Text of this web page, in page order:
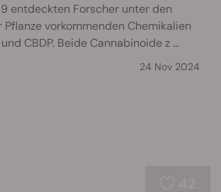
entdeckten Forscher unter den
vorkommenden Chemikalien
CBDP. Beide Cannabinoide z ...
24 Nov 2024